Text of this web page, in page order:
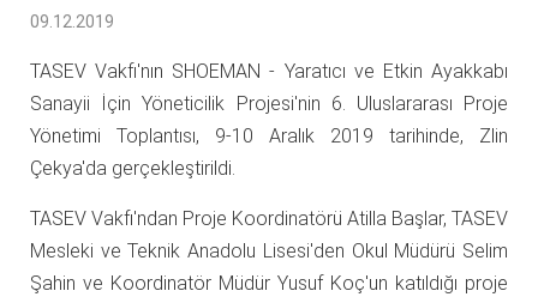
09.12.2019
TASEV Vakfı'nın SHOEMAN - Yaratıcı ve Etkin Ayakkabı
Sanayii İçin Yöneticilik Projesi'nin 6. Uluslararası Proje
Yönetimi Toplantısı, 9-10 Aralık 2019 tarihinde, Zlin
Çekya'da gerçekleştirildi.
TASEV Vakfı'ndan Proje Koordinatörü Atilla Başlar, TASEV
Mesleki ve Teknik Anadolu Lisesi'den Okul Müdürü Selim
Şahin ve Koordinatör Müdür Yusuf Koç'un katıldığı proje